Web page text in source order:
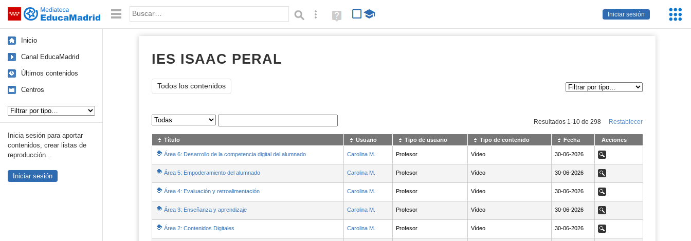
Saltar navegación
Iniciar sesión
Palabra o frase: Búsqueda avanzada
Ayuda
(en
Inicio
Canal EducaMadrid
Últimos contenidos
Centros
Inicia sesión para aportar
contenidos, crear listas de
reproducción...
Iniciar sesión
IES ISAAC PERAL
Todos los contenidos
Sus archivos Resultados 1 -10de 298 Restablecer
Título Usuario Tipo de usuario Tipo de contenido Fecha Acciones
Área 6: Desarrollo de la competencia digital del alumnado Carolina M. Profesor Vídeo NaN30-06-2026
30-06-2026 Ver
Área 5: Empoderamiento del alumnado Carolina M. Profesor Vídeo NaN30-06-2026
30-06-2026 Ver
Área 4: Evaluación y retroalimentación Carolina M. Profesor Vídeo NaN30-06-2026
30-06-2026 Ver
Área 3: Enseñanza y aprendizaje Carolina M. Profesor Vídeo NaN30-06-2026
30-06-2026 Ver
Área 2: Contenidos Digitales Carolina M. Profesor Vídeo NaN30-06-2026
30-06-2026 Ver